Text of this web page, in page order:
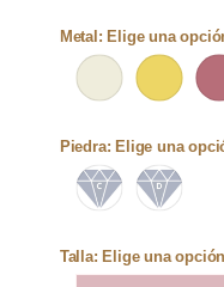
Metal : Elige una
Piedra: Elige una
Talla: Elige una opción